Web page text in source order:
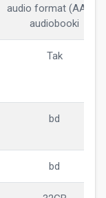
audio format (AAX) -
audiobooki
Tak
bd
bd